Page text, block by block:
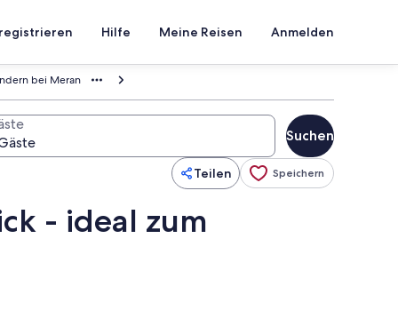
Hilfe Meine Reisen Anmelden
bei Meran
Suchen
Teilen Speichern
- ideal zum